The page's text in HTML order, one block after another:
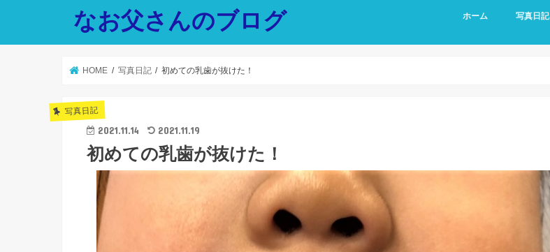
なお父さんのブログ ホーム 写真日記
HOME 写真日記 初めての乳歯が抜けた！
写真日記
2021.11.14 2021.11.19
初めての乳歯が抜けた！